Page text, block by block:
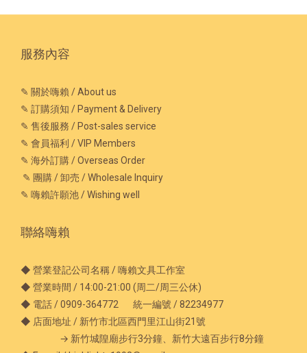
服務內容
✎ 關於嗨賴 / About us
✎ 訂購須知 / Payment & Delivery
✎ 售後服務 / Post-sales service
✎ 會員福利 / VIP Members
✎ 海外訂購 / Overseas Order
✎ 團購 / 卸売 / Wholesale Inquiry
✎ 嗨賴許願池 / Wishing well
聯絡嗨賴
◆ 營業登記公司名稱 / 嗨賴文具工作室
◆ 營業時間 / 14:00-21:00 (周二/周三公休)
◆ 電話 / 0909-364772 統一編號 / 82234977
◆ 店面地址 / 新竹市北區西門里江山街21號
→ 新竹城隍廟步行3分鐘、新竹大遠百步行8分鐘